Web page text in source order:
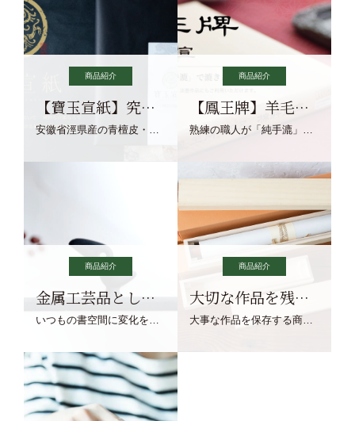
商品紹介
【寶玉宣紙】究極の純粋な宣紙を目指す寶玉宣紙
安徽省涇県産の青檀皮・砂田稲藁・清らかな渓流水、熟練手漉き職人の卓越した手漉技術による最高級の純宣紙です。
商品紹介
【鳳王牌】羊毛筆×濃墨での揮毫に最適な宣紙系画仙紙
熟練の職人が「純手漉」で漉きあげる書画紙。宣紙を好まれるお客様向けの棉料単宣に漉きあげました。
商品紹介
金属工芸品としての文鎮
いつもの書空間に変化を与えてくれる、見ているだけで愉しくなる金属工芸品の文鎮をご紹介します。
商品紹介
大切な作品を残す作品保存商品
大事な作品を保存する商品を取りまとめてご紹介ます。